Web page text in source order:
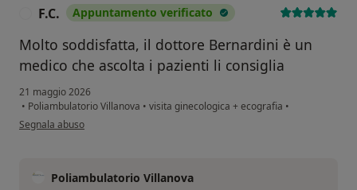
F.C. Appuntamento verificato
Molto soddisfatta, il dottore Bernardini è un
medico che ascolta i pazienti li consiglia
21 maggio 2026
• Poliambulatorio Villanova • visita ginecologica + ecografia •
secondo l'opinione dell'utente F.C.
Segnala abuso
Poliambulatorio Villanova